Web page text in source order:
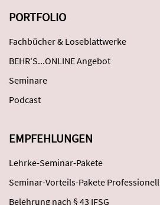
PORTFOLIO
Fachbücher & Loseblattwerke
BEHR'S...ONLINE Angebot
Seminare
Podcast
EMPFEHLUNGEN
Lehrke-Seminar-Pakete
Seminar-Vorteils-Pakete Professionell
Belehrung nach § 43 IFSG